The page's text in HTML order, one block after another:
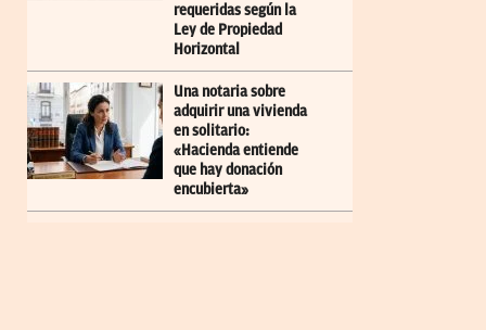
requeridas según la
Ley de Propiedad
Horizontal
Una notaria sobre
adquirir una vivienda
en solitario:
«Hacienda entiende
que hay donación
encubierta»